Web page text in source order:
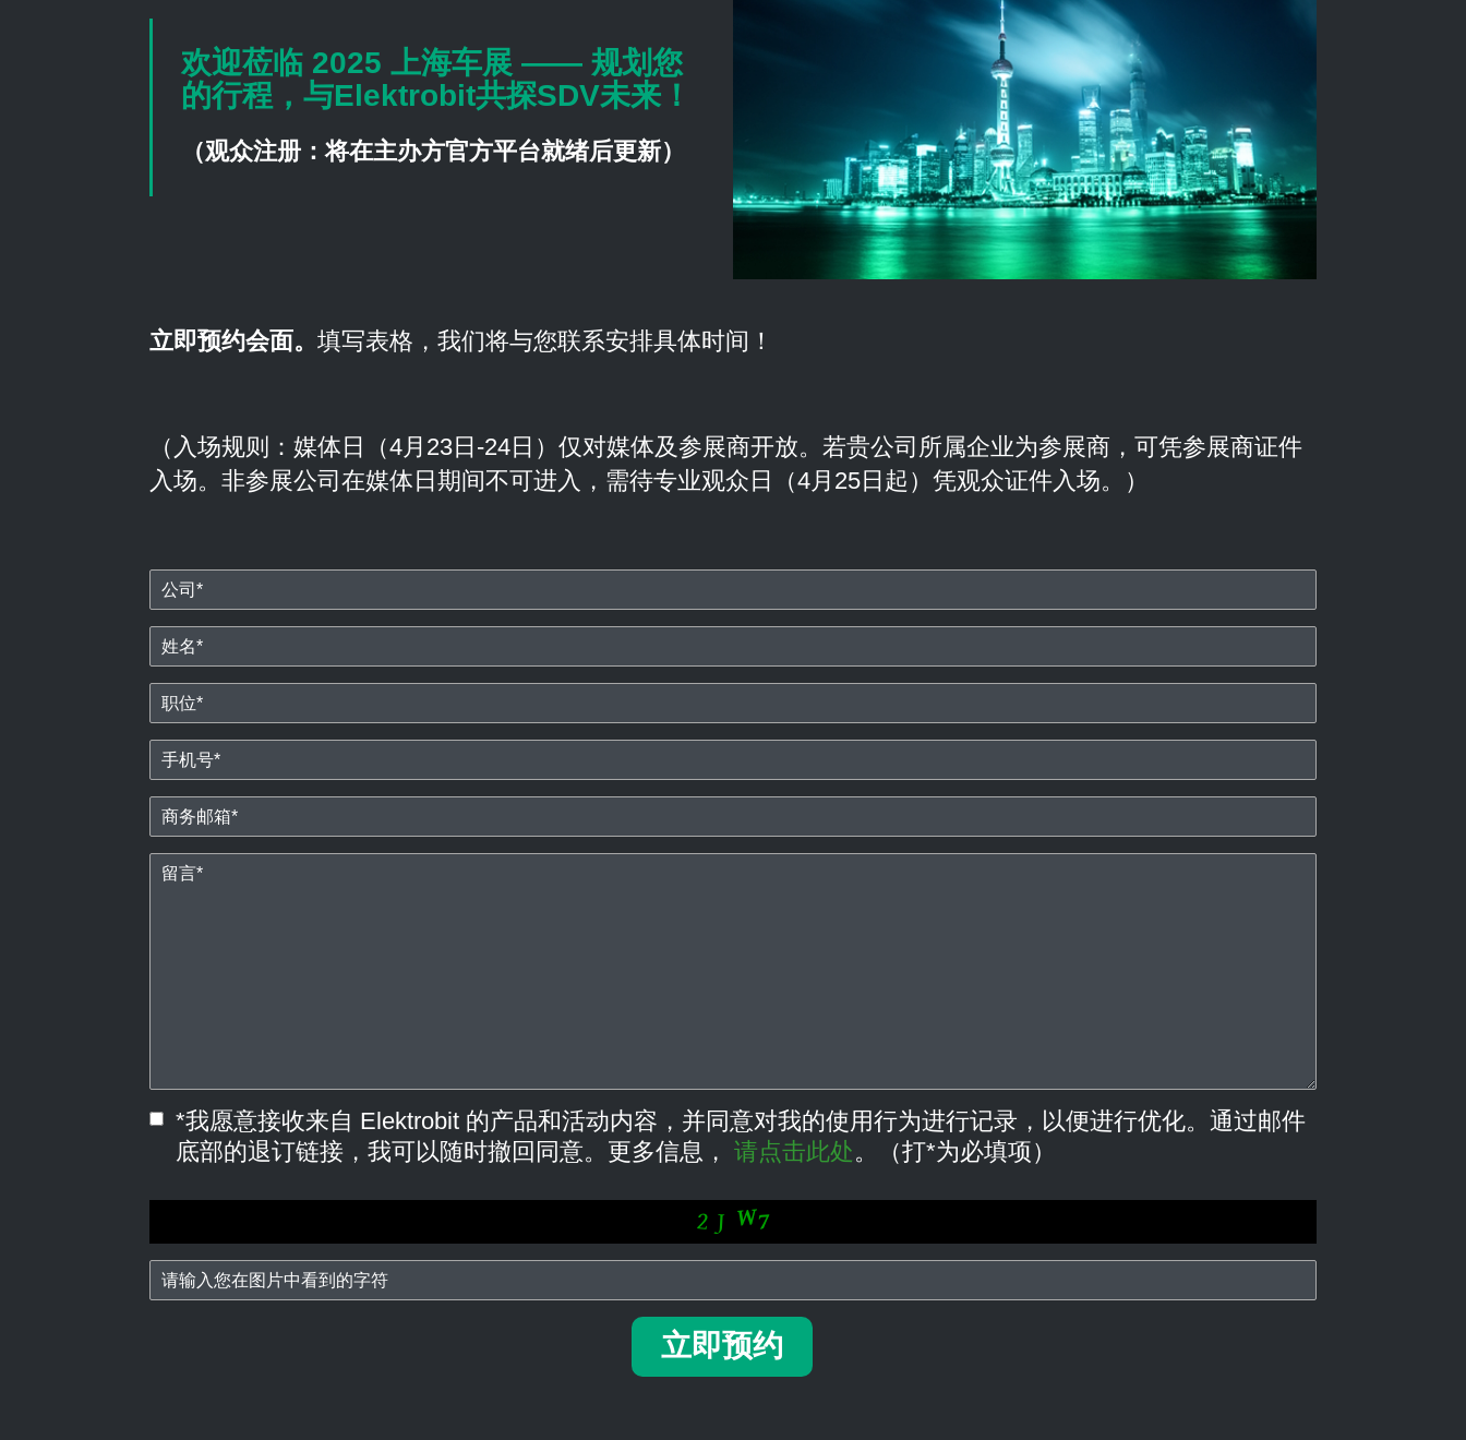
欢迎莅临 2025 上海车展 —— 规划您
的行程，与Elektrobit共探SDV未来！
（观众注册：将在主办方官方平台就绪后更新）
立即预约会面。 填写表格，我们将与您联系安排具体时间！
（入场规则：媒体日（4月23日-24日）仅对媒体及参展商开放。若贵公司所属企业为参展商，可凭参展商证件
入场。非参展公司在媒体日期间不可进入，需待专业观众日（4月25日起）凭观众证件入场。）
*我愿意接收来自 Elektrobit 的产品和活动内容，并同意对我的使用行为进行记录，以便进行优化。通过邮件
底部的退订链接，我可以随时撤回同意。更多信息， 请点击此处。（打*为必填项）